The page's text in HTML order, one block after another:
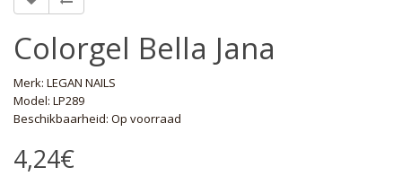
Colorgel Bella Jana
Merk: LEGAN NAILS
Model: LP289
Beschikbaarheid: Op voorraad
4,24€